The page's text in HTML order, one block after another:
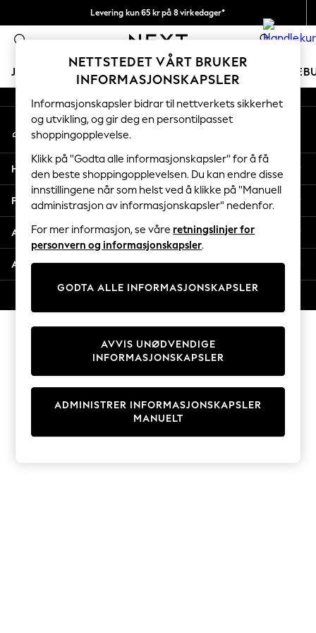
Levering kun 65 kr på 8 virkedager*
Vi betaler alle tollavgifter 0
JENTER GUTTER BABY KVINNER MENN
GIRLS
New In
50 - 92cm
98 - 110cm
116 - 134cm
140 - 174cm
Trending: Top & Short Sets
Trending: Clogs
Toy Story
THE SET
Coats & Jackets
Sweatshirts & Hoodies
Knitwear
Cardigans
Dresses
Sets & Outfits
T-Shirts
An error occurred on client
Våre sosiale nettverk
Min konto
Logg inn på kontoen din
Hjelp
Personvern & Juridisk
Avdelinger
Andre tjenester
NETTSTEDET VÅRT BRUKER
INFORMASJONSKAPSLER
Informasjonskapsler bidrar til nettverkets sikkerhet
og utvikling, og gir deg en persontilpasset
shoppingopplevelse.
Klikk på "Godta alle informasjonskapsler" for å få
den beste shoppingopplevelsen. Du kan endre disse
innstillingene når som helst ved å klikke på "Manuell
administrasjon av informasjonskapsler" nedenfor.
For mer informasjon, se våre retningslinjer for
personvern og informasjonskapsler.
GODTA ALLE INFORMASJONSKAPSLER
ADMINISTRER INFORMASJONSKAPSLER
MANUELT
AVVIS UNØDVENDIGE
INFORMASJONSKAPSLER